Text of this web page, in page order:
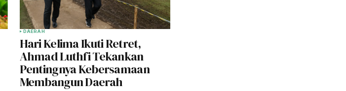
DAERAH
Hari Kelima Ikuti Retret,
Ahmad Luthfi Tekankan
Pentingnya Kebersamaan
Membangun Daerah